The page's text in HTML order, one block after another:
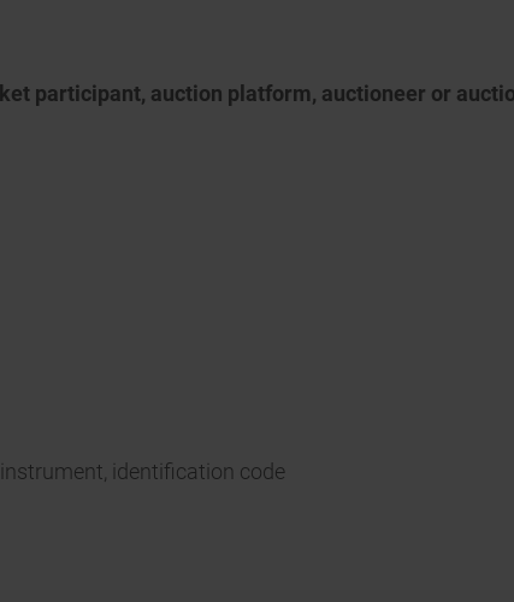
participant, auction platform, auctioneer or
identification code